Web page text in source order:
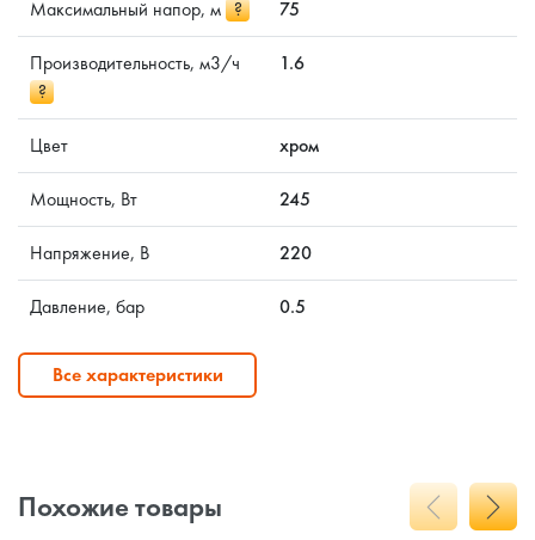
Максимальный напор, м ? 75
Производительность, м3/ч
?
1.6
Цвет хром
Мощность, Вт 245
Напряжение, В 220
Давление, бар 0.5
Все характеристики
Похожие товары